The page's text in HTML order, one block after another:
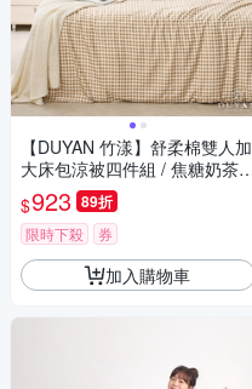
【DUYAN 竹漾】舒柔棉雙人加
大床包涼被四件組 / 焦糖奶茶
台灣製
$923 89折
限時下殺 券
加入購物車